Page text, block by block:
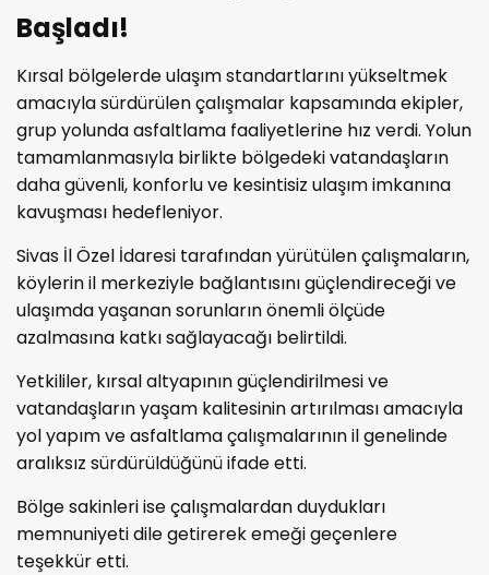
Başladı!
Kırsal bölgelerde ulaşım standartlarını yükseltmek
amacıyla sürdürülen çalışmalar kapsamında ekipler,
grup yolunda asfaltlama faaliyetlerine hız verdi. Yolun
tamamlanmasıyla birlikte bölgedeki vatandaşların
daha güvenli, konforlu ve kesintisiz ulaşım imkanına
kavuşması hedefleniyor.
Sivas İl Özel İdaresi tarafından yürütülen çalışmaların,
köylerin il merkeziyle bağlantısını güçlendireceği ve
ulaşımda yaşanan sorunların önemli ölçüde
azalmasına katkı sağlayacağı belirtildi.
Yetkililer, kırsal altyapının güçlendirilmesi ve
vatandaşların yaşam kalitesinin artırılması amacıyla
yol yapım ve asfaltlama çalışmalarının il genelinde
aralıksız sürdürüldüğünü ifade etti.
Bölge sakinleri ise çalışmalardan duydukları
memnuniyeti dile getirerek emeği geçenlere
teşekkür etti.